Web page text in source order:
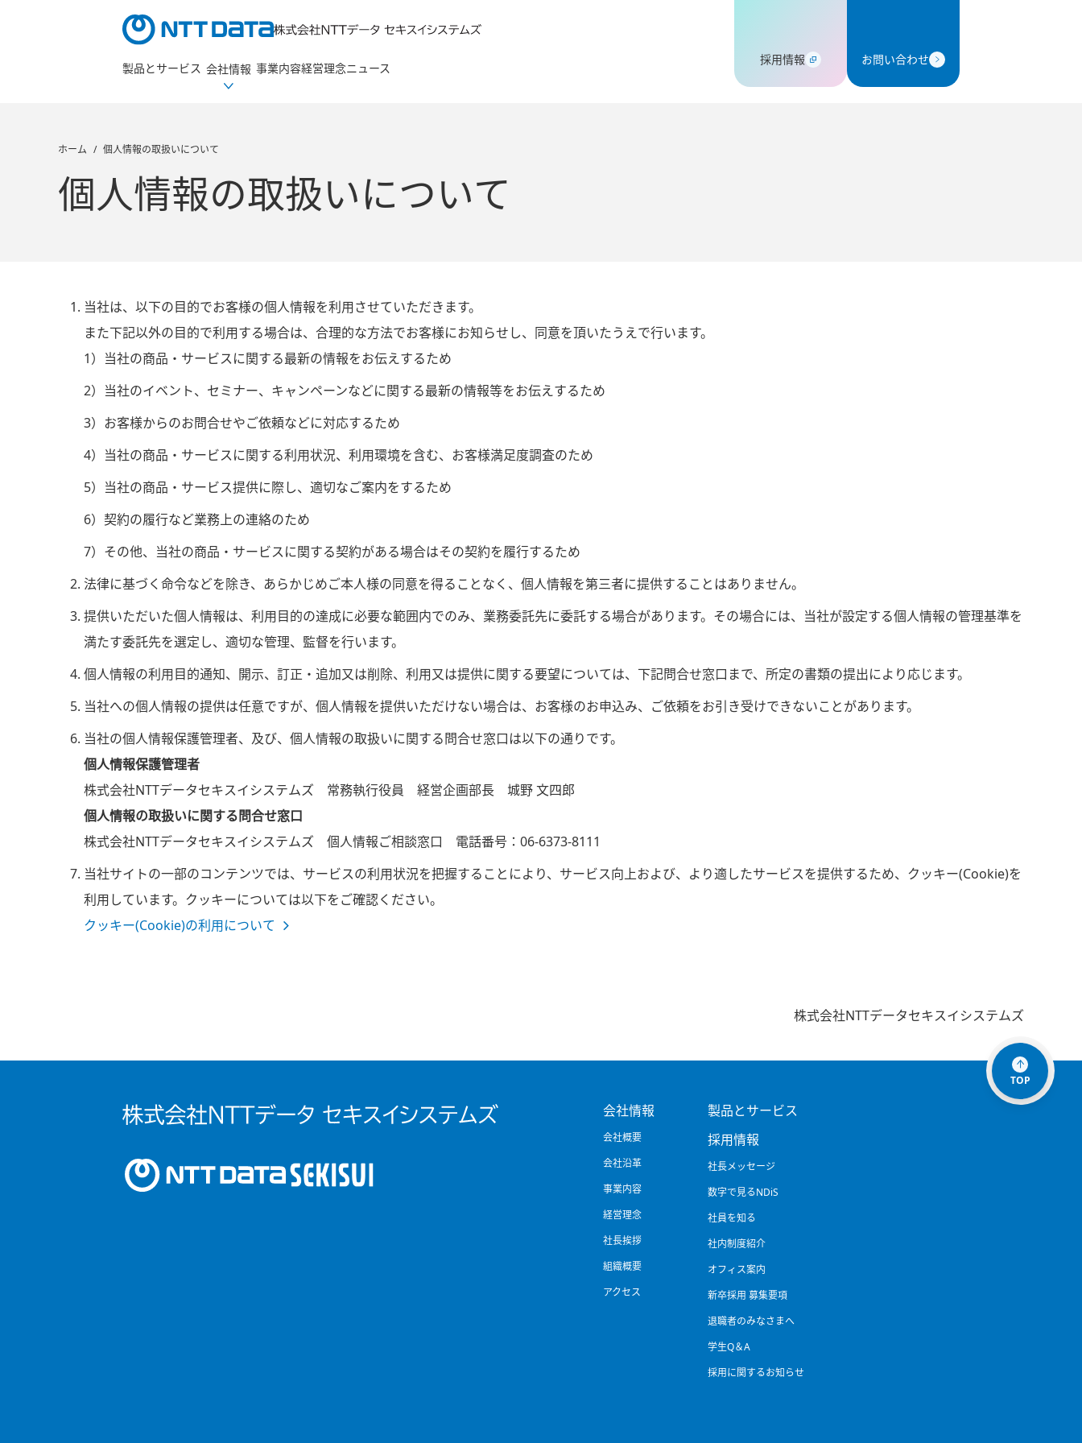
製品とサービス 会社情報 事業内容経営理念ニュース
採用情報 お問い合わせ
ホーム 個人情報の取扱いについて
個人情報の取扱いについて
当社は、以下の目的でお客様の個人情報を利用させていただきます。
また下記以外の目的で利用する場合は、合理的な方法でお客様にお知らせし、同意を頂いたうえで行います。
1）当社の商品・サービスに関する最新の情報をお伝えするため
2）当社のイベント、セミナー、キャンペーンなどに関する最新の情報等をお伝えするため
3）お客様からのお問合せやご依頼などに対応するため
4）当社の商品・サービスに関する利用状況、利用環境を含む、お客様満足度調査のため
5）当社の商品・サービス提供に際し、適切なご案内をするため
6）契約の履行など業務上の連絡のため
7）その他、当社の商品・サービスに関する契約がある場合はその契約を履行するため
法律に基づく命令などを除き、あらかじめご本人様の同意を得ることなく、個人情報を第三者に提供することはありません。
提供いただいた個人情報は、利用目的の達成に必要な範囲内でのみ、業務委託先に委託する場合があります。その場合には、当社が設定する個人情報の管理基準を
満たす委託先を選定し、適切な管理、監督を行います。
個人情報の利用目的通知、開示、訂正・追加又は削除、利用又は提供に関する要望については、下記問合せ窓口まで、所定の書類の提出により応じます。
当社への個人情報の提供は任意ですが、個人情報を提供いただけない場合は、お客様のお申込み、ご依頼をお引き受けできないことがあります。
当社の個人情報保護管理者、及び、個人情報の取扱いに関する問合せ窓口は以下の通りです。
個人情報保護管理者
株式会社NTTデータセキスイシステムズ 常務執行役員 経営企画部長 城野 文四郎
個人情報の取扱いに関する問合せ窓口
株式会社NTTデータセキスイシステムズ 個人情報ご相談窓口 電話番号：06-6373-8111
当社サイトの一部のコンテンツでは、サービスの利用状況を把握することにより、サービス向上および、より適したサービスを提供するため、クッキー(Cookie)を
利用しています。クッキーについては以下をご確認ください。
クッキー(Cookie)の利用について
株式会社NTTデータセキスイシステムズ
TOP
会社情報
会社概要
会社沿革
事業内容
経営理念
社長挨拶
組織概要
アクセス
製品とサービス
採用情報
社長メッセージ
数字で見るNDiS
社員を知る
社内制度紹介
オフィス案内
新卒採用 募集要項
退職者のみなさまへ
学生Q＆A
採用に関するお知らせ